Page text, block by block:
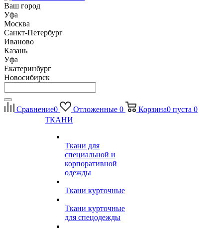
Ваш город
Уфа
Москва
Санкт-Петербург
Иваново
Казань
Уфа
Екатеринбург
Новосибирск
Сравнение0 Отложенные 0 Корзина0 пуста 0
ТКАНИ
Ткани для
специальной и
корпоративной
одежды
Ткани курточные
Ткани курточные
для спецодежды